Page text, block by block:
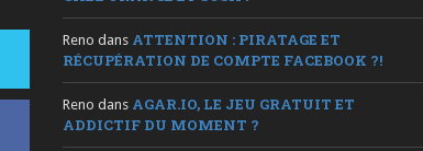
Reno dans ATTENTION : PIRATAGE ET
RÉCUPÉRATION DE COMPTE FACEBOOK ?!
Reno dans AGAR.IO, LE JEU GRATUIT ET
ADDICTIF DU MOMENT ?